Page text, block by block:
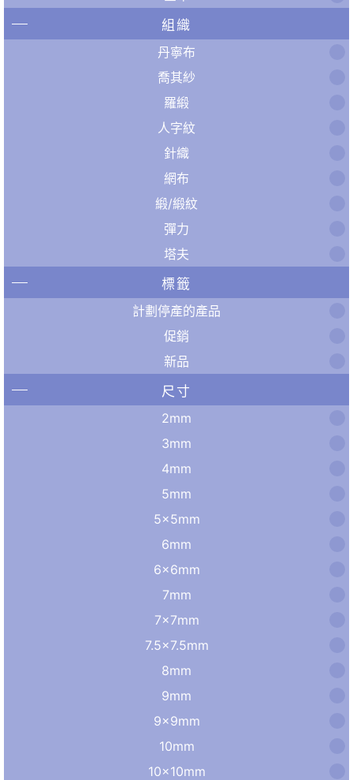
組織
丹寧布
喬其紗
羅緞
人字紋
針織
網布
緞/緞紋
彈力
塔夫
標籤
計劃停產的產品
促銷
新品
尺寸
2mm
3mm
4mm
5mm
5×5mm
6mm
6×6mm
7mm
7×7mm
7.5×7.5mm
8mm
9mm
9×9mm
10mm
10×10mm